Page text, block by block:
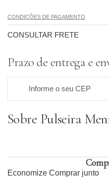
CONDIÇÕES DE PAGAMENTO
CONSULTAR FRETE
Prazo de entrega e
Informe o seu CEP
Prazo para o CEP
Sobre Pulseira
Economize Comprar junto